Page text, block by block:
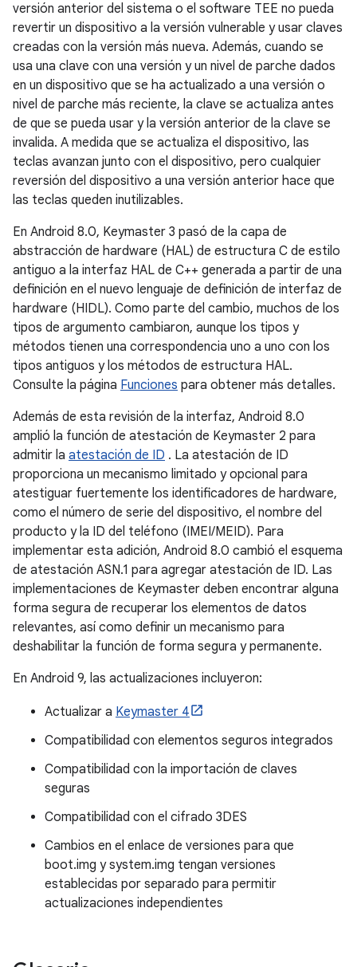
versión anterior del sistema o el software TEE no pueda
revertir un dispositivo a la versión vulnerable y usar claves
creadas con la versión más nueva. Además, cuando se
usa una clave con una versión y un nivel de parche dados
en un dispositivo que se ha actualizado a una versión o
nivel de parche más reciente, la clave se actualiza antes
de que se pueda usar y la versión anterior de la clave se
invalida. A medida que se actualiza el dispositivo, las
teclas avanzan junto con el dispositivo, pero cualquier
reversión del dispositivo a una versión anterior hace que
las teclas queden inutilizables.
En Android 8.0, Keymaster 3 pasó de la capa de
abstracción de hardware (HAL) de estructura C de estilo
antiguo a la interfaz HAL de C++ generada a partir de una
definición en el nuevo lenguaje de definición de interfaz de
hardware (HIDL). Como parte del cambio, muchos de los
tipos de argumento cambiaron, aunque los tipos y
métodos tienen una correspondencia uno a uno con los
tipos antiguos y los métodos de estructura HAL.
Consulte la página Funciones para obtener más detalles.
Además de esta revisión de la interfaz, Android 8.0
amplió la función de atestación de Keymaster 2 para
admitir la atestación de ID . La atestación de ID
proporciona un mecanismo limitado y opcional para
atestiguar fuertemente los identificadores de hardware,
como el número de serie del dispositivo, el nombre del
producto y la ID del teléfono (IMEI/MEID). Para
implementar esta adición, Android 8.0 cambió el esquema
de atestación ASN.1 para agregar atestación de ID. Las
implementaciones de Keymaster deben encontrar alguna
forma segura de recuperar los elementos de datos
relevantes, así como definir un mecanismo para
deshabilitar la función de forma segura y permanente.
En Android 9, las actualizaciones incluyeron:
Actualizar a Keymaster 4
Compatibilidad con elementos seguros integrados
Compatibilidad con la importación de claves
seguras
Compatibilidad con el cifrado 3DES
Cambios en el enlace de versiones para que
boot.img y system.img tengan versiones
establecidas por separado para permitir
actualizaciones independientes